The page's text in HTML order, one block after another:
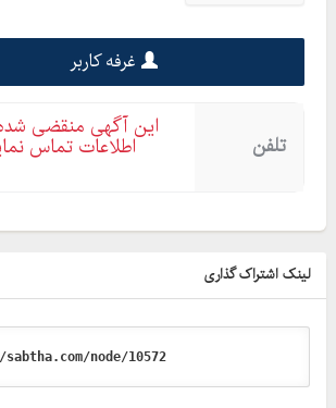
غرفه کاربر
تلفن
این آگهی منقضی شده
اطلاعات تماس
لینک اشتراک گذاری